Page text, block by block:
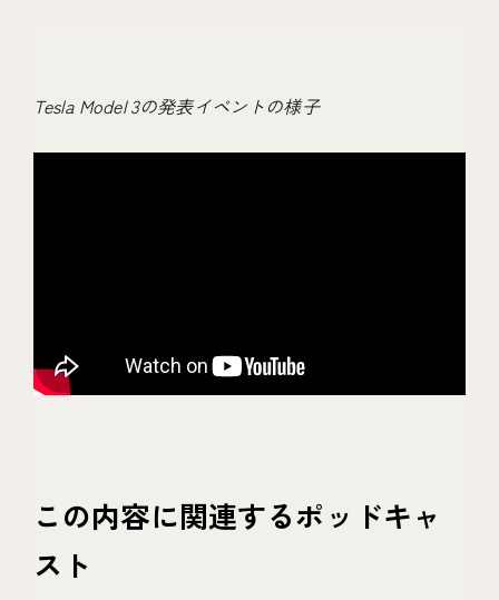
Tesla Model 3の発表イベントの様子
この内容に関連するポッドキャ
スト